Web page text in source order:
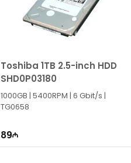
Toshiba 1TB 2.5-inch HDD
SHD0P03180
1000GB | 5400RPM | 6 Gbit/s |
TG0658
89